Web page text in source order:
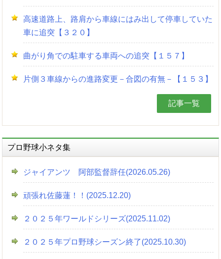
高速道路上、路肩から車線にはみ出して停車していた
車に追突【３２０】
曲がり角での駐車する車両への追突【１５７】
片側３車線からの進路変更－合図の有無－【１５３】
記事一覧
プロ野球小ネタ集
ジャイアンツ 阿部監督辞任(2026.05.26)
頑張れ佐藤蓮！！(2025.12.20)
２０２５年ワールドシリーズ(2025.11.02)
２０２５年プロ野球シーズン終了(2025.10.30)